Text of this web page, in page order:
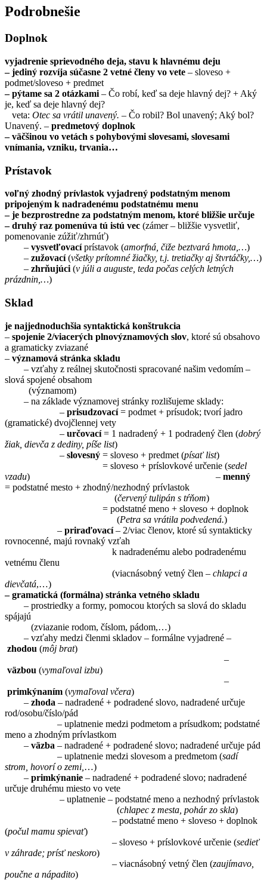
Podrobnešie
Doplnok
vyjadrenie sprievodného deja, stavu k hlavnému deju
– jediný rozvíja súčasne 2 vetné členy vo vete – sloveso +
podmet/sloveso + predmet
– pýtame sa 2 otázkami – Čo robí, keď sa deje hlavný dej? + Aký
je, keď sa deje hlavný dej?
veta: Otec sa vrátil unavený. – Čo robil? Bol unavený; Aký bol?
Unavený. – predmetový doplnok
– väčšinou vo vetách s pohybovými slovesami, slovesami
vnímania, vzniku, trvania…
Prístavok
voľný zhodný prívlastok vyjadrený podstatným menom
pripojeným k nadradenému podstatnému menu
– je bezprostredne za podstatným menom, ktoré bližšie určuje
– druhý raz pomenúva tú istú vec (zámer – bližšie vysvetliť,
pomenovanie zúžiť/zhrnúť)
– vysvetľovacíprístavok (amorfná, čiže beztvará hmota,…)
– zužovací(všetky prítomné žiačky, t.j. tretiačky aj štvrtáčky,…)
– zhrňujúci (v júli a auguste, teda počas celých letných
prázdnin,…)
Sklad
je najjednoduchšia syntaktická konštrukcia
– spojenie 2/viacerých plnovýznamových slov, ktoré sú obsahovo
a gramaticky zviazané
– významová stránka skladu
– vzťahy z reálnej skutočnosti spracované našim vedomím –
slová spojené obsahom
(významom)
– na základe významovej stránky rozlišujeme sklady:
– prisudzovací= podmet + prísudok; tvorí jadro
(gramatické) dvojčlennej vety
– určovací= 1 nadradený + 1 podradený člen (dobrý
žiak, dievča z dediny, píše list)
– slovesný = sloveso + predmet (písať list)
= sloveso + príslovkové určenie (sedel
vzadu) – menný
= podstatné mesto + zhodný/nezhodný prívlastok
(červený tulipán s tŕňom)
= podstatné meno + sloveso + doplnok
(Petra sa vrátila podvedená.)
– priraďovací– 2/viac členov, ktoré sú syntakticky
rovnocenné, majú rovnaký vzťah
k nadradenému alebo podradenému
vetnému členu
(viacnásobný vetný člen – chlapci a
dievčatá,…)
– gramatická (formálna) stránka vetného skladu
– prostriedky a formy, pomocou ktorých sa slová do skladu
spájajú
(zviazanie rodom, číslom, pádom,…)
– vzťahy medzi členmi skladov – formálne vyjadrené –
zhodou (môj brat)
–
väzbou (vymaľoval izbu)
–
primkýnaním (vymaľoval včera)
– zhoda – nadradené + podradené slovo, nadradené určuje
rod/osobu/číslo/pád
– uplatnenie medzi podmetom a prísudkom; podstatné
meno a zhodným prívlastkom
– väzba – nadradené + podradené slovo; nadradené určuje pád
– uplatnenie medzi slovesom a predmetom (sadí
strom, hovorí o zemi, …)
– primkýnanie – nadradené + podradené slovo; nadradené
určuje druhému miesto vo vete
– uplatnenie – podstatné meno a nezhodný prívlastok
(chlapec z mesta, pohár zo skla)
– podstatné meno + sloveso + doplnok
(počul mamu spievať)
– sloveso + príslovkové určenie (sedieť
v záhrade; prísť neskoro)
– viacnásobný vetný člen (zaujímavo,
poučne a nápadito)